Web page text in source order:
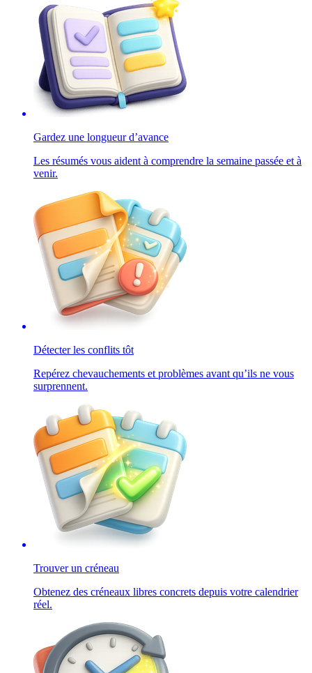
Gardez une longueur d’avance
Les résumés vous aident à comprendre la semaine passée et à
venir.
Détecter les conflits tôt
Repérez chevauchements et problèmes avant qu’ils ne vous
surprennent.
Trouver un créneau
Obtenez des créneaux libres concrets depuis votre calendrier
réel.